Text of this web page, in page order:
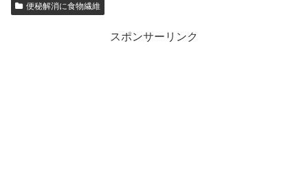
便秘解消に食物繊維
スポンサーリンク